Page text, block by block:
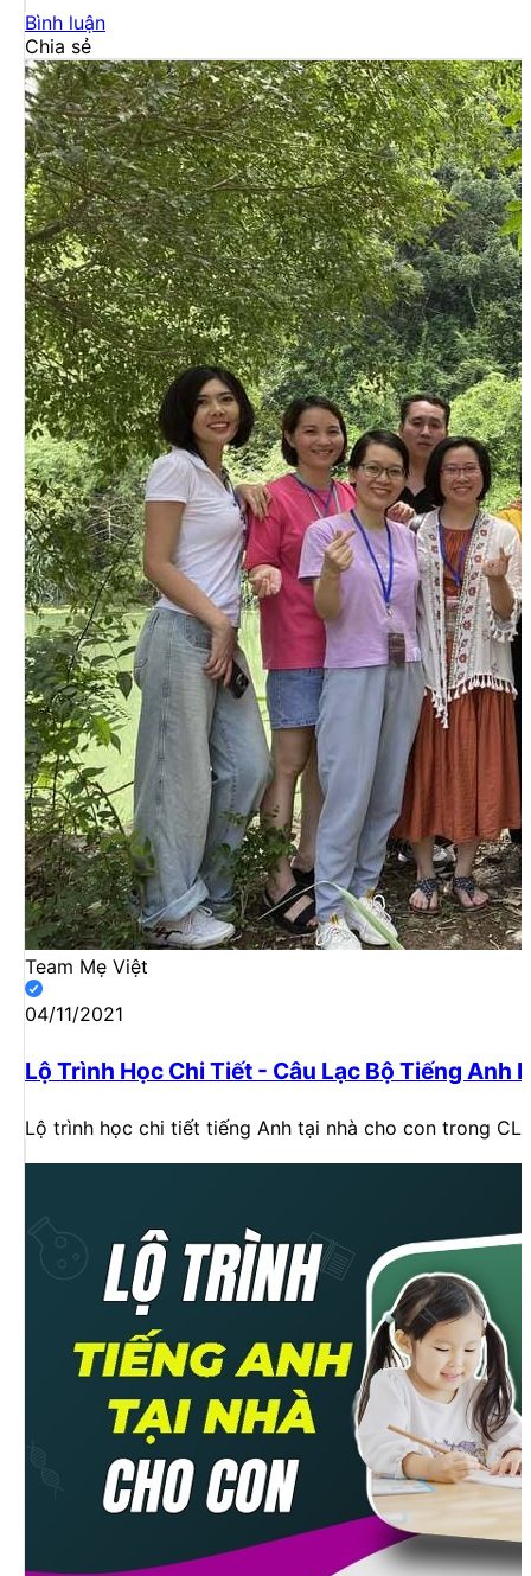
Bình luận
Chia sẻ
Team Mẹ Việt
04/11/2021
Lộ Trình Học Chi Tiết - Câu Lạc Bộ Tiếng Anh
Lộ trình học chi tiết tiếng Anh tại nhà cho con trong